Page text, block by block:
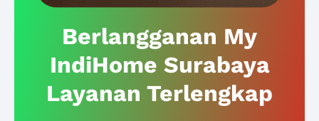
Berlangganan My
IndiHome Surabaya
Layanan Terlengkap